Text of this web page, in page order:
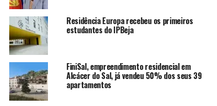
Residência Europa recebeu os primeiros
estudantes do IPBeja
FiniSal, empreendimento residencial em
Alcácer do Sal, já vendeu 50% dos seus 39
apartamentos